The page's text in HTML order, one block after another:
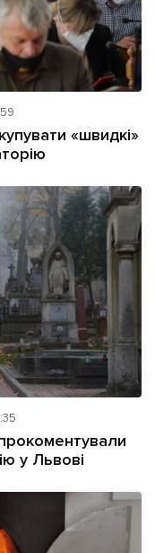
«швидкі»
у Львові